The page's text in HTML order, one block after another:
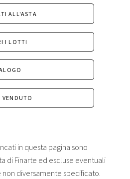
ALL'ASTA
I LOTTI
VENDUTO
in questa pagina sono
di Finarte ed escluse eventuali
diversamente specificato.